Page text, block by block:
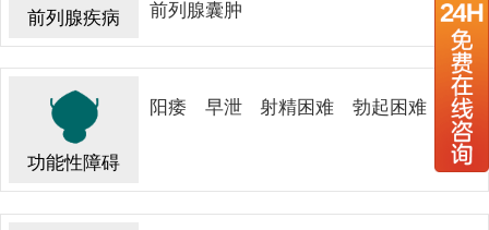
前列腺疾病 前列腺囊肿
功能性障碍
阳痿 早泄 射精困难 勃起困难